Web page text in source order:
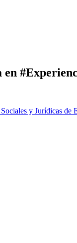
en
y Jurídicas de